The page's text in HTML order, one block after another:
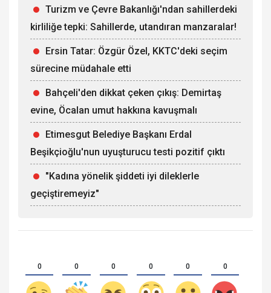
Turizm ve Çevre Bakanlığı'ndan sahillerdeki
kirliliğe tepki: Sahillerde, utandıran manzaralar!
Ersin Tatar: Özgür Özel, KKTC'deki seçim
sürecine müdahale etti
Bahçeli'den dikkat çeken çıkış: Demirtaş
evine, Öcalan umut hakkına kavuşmalı
Etimesgut Belediye Başkanı Erdal
Beşikçioğlu'nun uyuşturucu testi pozitif çıktı
"Kadına yönelik şiddeti iyi dileklerle
geçiştiremeyiz"
0 0 0 0 0 0